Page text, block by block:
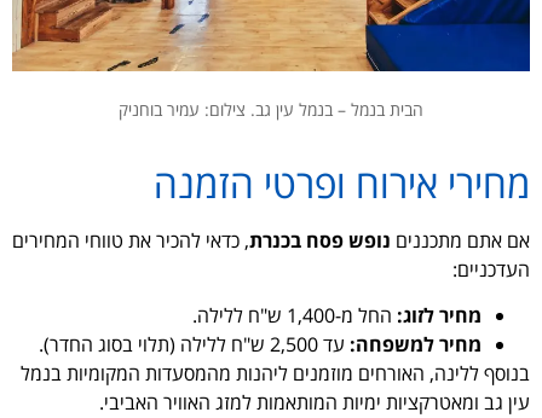
הבית בנמל – בנמל עין גב. צילום: עמיר בוחניק
מחירי אירוח ופרטי הזמנה
אם אתם מתכננים נופש פסח בכנרת, כדאי להכיר את טווחי המחירים
העדכניים:
מחיר לזוג: החל מ-1,400 ש"ח ללילה.
מחיר למשפחה: עד 2,500 ש"ח ללילה (תלוי בסוג החדר).
בנוסף ללינה, האורחים מוזמנים ליהנות מהמסעדות המקומיות בנמל
עין גב ומאטרקציות ימיות המותאמות למזג האוויר האביבי.